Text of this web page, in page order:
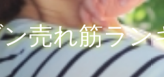
売れ筋ラン